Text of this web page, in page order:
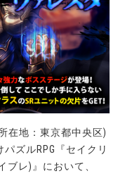
在地：東京都中央区)
ズルRPG『セイクリ
ブレ)』において、